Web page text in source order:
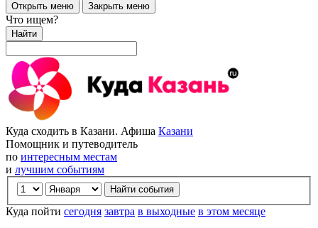
Открыть меню Закрыть меню
Что ищем?
Найти
Куда сходить в Казани. Афиша Казани
Помощник и путеводитель
по интересным местам
и лучшим событиям
Куда пойти сегодня завтра в выходные в этом месяце